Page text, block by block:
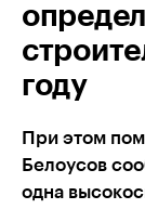
году
При этом
Белоусов
одна